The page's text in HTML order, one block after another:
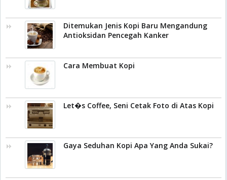
Ditemukan Jenis Kopi Baru Mengandung
Antioksidan Pencegah Kanker
Cara Membuat Kopi
Let�s Coffee, Seni Cetak Foto di Atas Kopi
Gaya Seduhan Kopi Apa Yang Anda Sukai?